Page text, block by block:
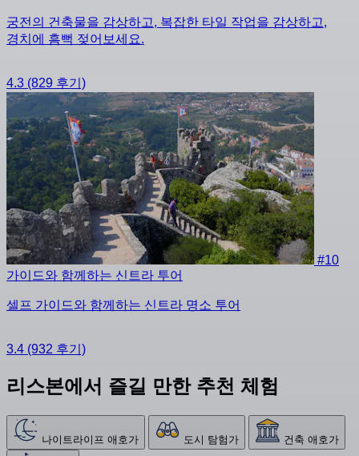
궁전의 건축물을 감상하고, 복잡한 타일 작업을 감상하고,
경치에 흠뻑 젖어보세요.
4.3 (829 후기)
#10
가이드와 함께하는 신트라 투어
셀프 가이드와 함께하는 신트라 명소 투어
3.4 (932 후기)
리스본에서 즐길 만한 추천 체험
나이트라이프 애호가 도시 탐험가 건축 애호가